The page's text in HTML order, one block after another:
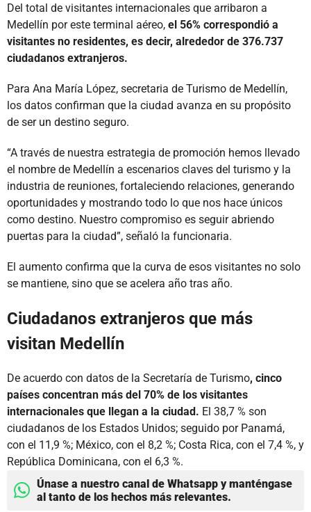
Del total de visitantes internacionales que arribaron a
Medellín por este terminal aéreo, el 56% correspondió a
visitantes no residentes, es decir, alrededor de 376.737
ciudadanos extranjeros.
Para Ana María López, secretaria de Turismo de Medellín,
los datos confirman que la ciudad avanza en su propósito
de ser un destino seguro.
“A través de nuestra estrategia de promoción hemos llevado
el nombre de Medellín a escenarios claves del turismo y la
industria de reuniones, fortaleciendo relaciones, generando
oportunidades y mostrando todo lo que nos hace únicos
como destino. Nuestro compromiso es seguir abriendo
puertas para la ciudad”, señaló la funcionaria.
El aumento confirma que la curva de esos visitantes no solo
se mantiene, sino que se acelera año tras año.
Ciudadanos extranjeros que más
visitan Medellín
De acuerdo con datos de la Secretaría de Turismo, cinco
países concentran más del 70% de los visitantes
internacionales que llegan a la ciudad. El 38,7 % son
ciudadanos de los Estados Unidos; seguido por Panamá,
con el 11,9 %; México, con el 8,2 %; Costa Rica, con el 7,4 %, y
República Dominicana, con el 6,3 %.
Únase a nuestro canal de Whatsapp y manténgase
al tanto de los hechos más relevantes.